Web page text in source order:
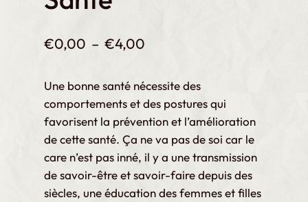
€0,00 – €4,00
a
g
e
d
e
p
Une bonne santé nécessite des
comportements et des postures qui
favorisent la prévention et l’amélioration
de cette santé. Ça ne va pas de soi car le
care n’est pas inné, il y a une transmission
de savoir-être et savoir-faire depuis des
siècles, une éducation des femmes et filles